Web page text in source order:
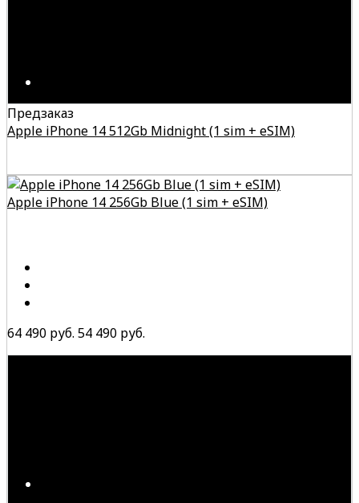
Предзаказ
Apple iPhone 14 512Gb Midnight (1 sim + eSIM)
Apple iPhone 14 256Gb Blue (1 sim + eSIM)
64 490 руб. 54 490 руб.